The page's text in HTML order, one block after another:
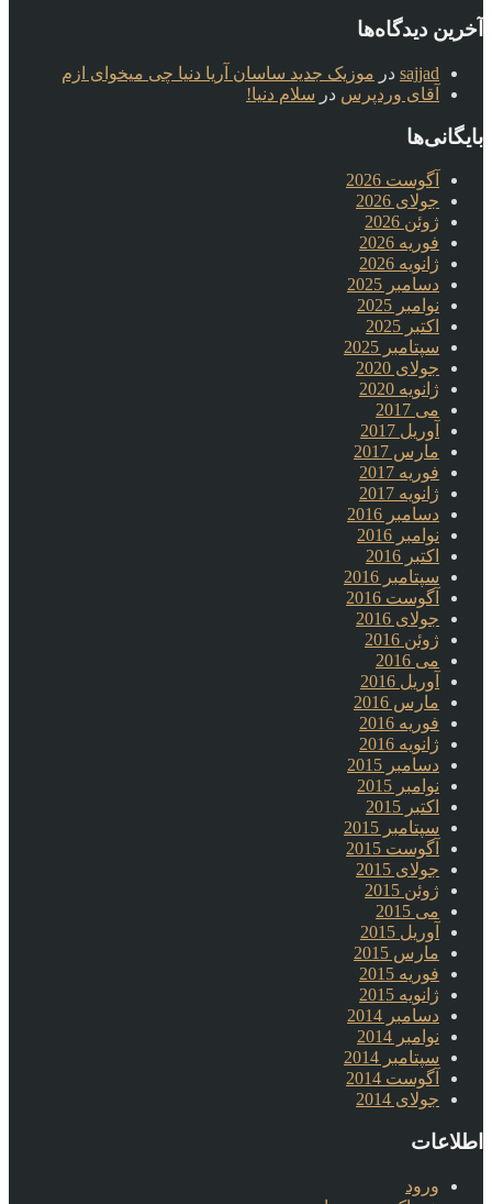
آخرین دیدگاه‌ها
sajjad در موزیک جدید ساسان آریا دنیا چی میخوای ازم
آقای وردپرس در سلام دنیا!
بایگانی‌ها
آگوست 2026
جولای 2026
ژوئن 2026
فوریه 2026
ژانویه 2026
دسامبر 2025
نوامبر 2025
اکتبر 2025
سپتامبر 2025
جولای 2020
ژانویه 2020
می 2017
آوریل 2017
مارس 2017
فوریه 2017
ژانویه 2017
دسامبر 2016
نوامبر 2016
اکتبر 2016
سپتامبر 2016
آگوست 2016
جولای 2016
ژوئن 2016
می 2016
آوریل 2016
مارس 2016
فوریه 2016
ژانویه 2016
دسامبر 2015
نوامبر 2015
اکتبر 2015
سپتامبر 2015
آگوست 2015
جولای 2015
ژوئن 2015
می 2015
آوریل 2015
مارس 2015
فوریه 2015
ژانویه 2015
دسامبر 2014
نوامبر 2014
سپتامبر 2014
آگوست 2014
جولای 2014
اطلاعات
ورود